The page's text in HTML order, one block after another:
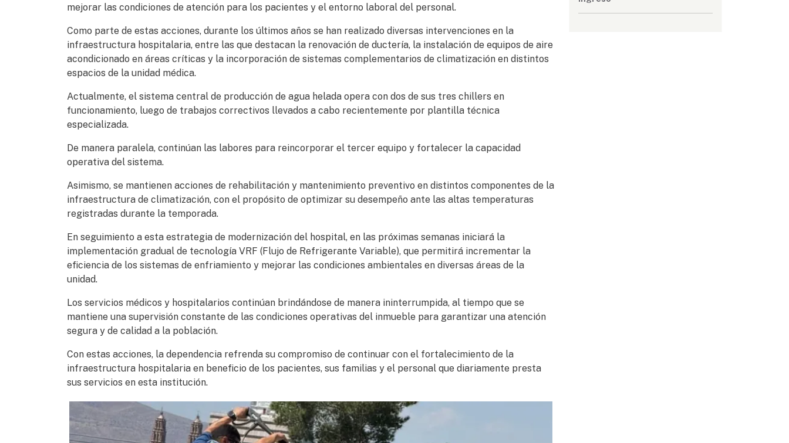
mejorar las condiciones de atención para los pacientes y el entorno laboral del personal.
Como parte de estas acciones, durante los últimos años se han realizado diversas intervenciones en la
infraestructura hospitalaria, entre las que destacan la renovación de ductería, la instalación de equipos de aire
acondicionado en áreas críticas y la incorporación de sistemas complementarios de climatización en distintos
espacios de la unidad médica.
Actualmente, el sistema central de producción de agua helada opera con dos de sus tres chillers en
funcionamiento, luego de trabajos correctivos llevados a cabo recientemente por plantilla técnica
especializada.
De manera paralela, continúan las labores para reincorporar el tercer equipo y fortalecer la capacidad
operativa del sistema.
Asimismo, se mantienen acciones de rehabilitación y mantenimiento preventivo en distintos componentes de la
infraestructura de climatización, con el propósito de optimizar su desempeño ante las altas temperaturas
registradas durante la temporada.
En seguimiento a esta estrategia de modernización del hospital, en las próximas semanas iniciará la
implementación gradual de tecnología VRF (Flujo de Refrigerante Variable), que permitirá incrementar la
eficiencia de los sistemas de enfriamiento y mejorar las condiciones ambientales en diversas áreas de la
unidad.
Los servicios médicos y hospitalarios continúan brindándose de manera ininterrumpida, al tiempo que se
mantiene una supervisión constante de las condiciones operativas del inmueble para garantizar una atención
segura y de calidad a la población.
Con estas acciones, la dependencia refrenda su compromiso de continuar con el fortalecimiento de la
infraestructura hospitalaria en beneficio de los pacientes, sus familias y el personal que diariamente presta
sus servicios en esta institución.